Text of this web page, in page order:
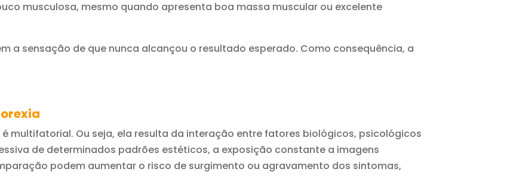
musculosa, mesmo quando apresenta boa massa muscular ou excelente
a sensação de que nunca alcançou o resultado esperado. Como consequência, a
multifatorial. Ou seja, ela resulta da interação entre fatores biológicos, psicológicos
de determinados padrões estéticos, a exposição constante a imagens
podem aumentar o risco de surgimento ou agravamento dos sintomas,